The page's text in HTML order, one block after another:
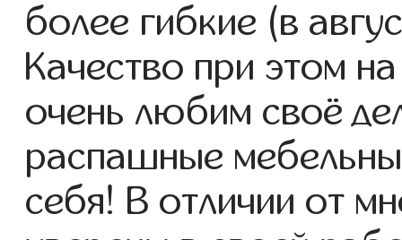
более гибкие (в
Качество при этом
очень любим своё
распашные
себя! В отличии от